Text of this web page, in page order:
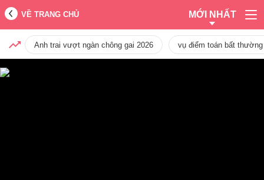
VỀ TRANG CHỦ MỚI NHẤT
Anh trai vượt ngàn chông gai 2026 vụ điểm toán bất